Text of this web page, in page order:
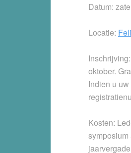
Datum:
Locatie:
Inschrijving
oktober.
Indien u
Kosten: